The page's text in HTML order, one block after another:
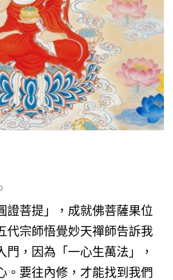
證菩提」，成就佛菩薩果位
代宗師悟覺妙天禪師告訴我
門，因為「一心生萬法」，
。要往內修，才能找到我們